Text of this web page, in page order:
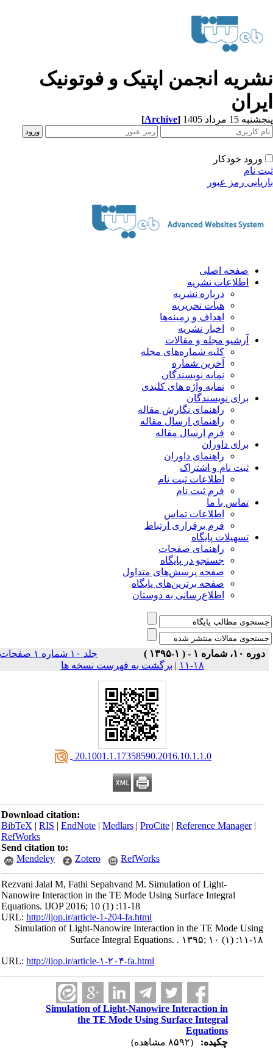
انجمن اپتیک و فوتونیک
15 مرداد 1405 [Archive]
ورود خودکار
نام
رمز عبور
صفحه اصلی
اطلاعات نشریه
درباره نشریه
هیات تحریریه
اهداف و زمینه‌ها
اخبار نشریه
آرشیو مجله و مقالات
کلیه شماره‌های مجله
آخرین شماره
نمایه نویسندگان
نمایه واژه های کلیدی
برای نویسندگان
راهنمای نگارش مقاله
راهنمای ارسال مقاله
فرم ارسال مقاله
برای داوران
راهنمای داوران
ثبت نام و اشتراک
اطلاعات ثبت نام
فرم ثبت نام
تماس با ما
اطلاعات تماس
فرم برقراری ارتباط
تسهیلات پایگاه
راهنمای صفحات
جستجو در پایگاه
صفحه پرسش‌های متداول
صفحه برترین‌های پایگاه
اطلاع‌رسانی به دوستان
دوره ۱۰، شماره ۱ - ( ۱-۱۳۹۵ )
جلد ۱۰ شماره ۱ صفحات
۱۸-۱۱
| برگشت به فهرست نسخه ها
‎ 20.1001.1.17358590.2016.10.1.1.0
Download citation:
BibTeX|RIS|EndNote|Medlars|ProCite|Reference Manager
RefWorks
Send citation to:
Mendeley
Zotero RefWorks
Rezvani Jalal M, Fathi Sepahvand M. Simulation of Light-
Nanowire Interaction in the TE Mode Using Surface Integral
Equations. IJOP 2016; 10 (1) :11-18
URL:http://ijop.ir/article-1-204-fa.html
Simulation of Light-Nanowire Interaction in the TE Mode Using
Surface Integral Equations. . ۱۳۹۵; ۱۰ (۱) :۱۱-۱۸
URL:http://ijop.ir/article-۱-۲۰۴-fa.html
Simulation of Light-Nanowire Interaction in
the TE Mode Using Surface Integral
Equations
چکیده: